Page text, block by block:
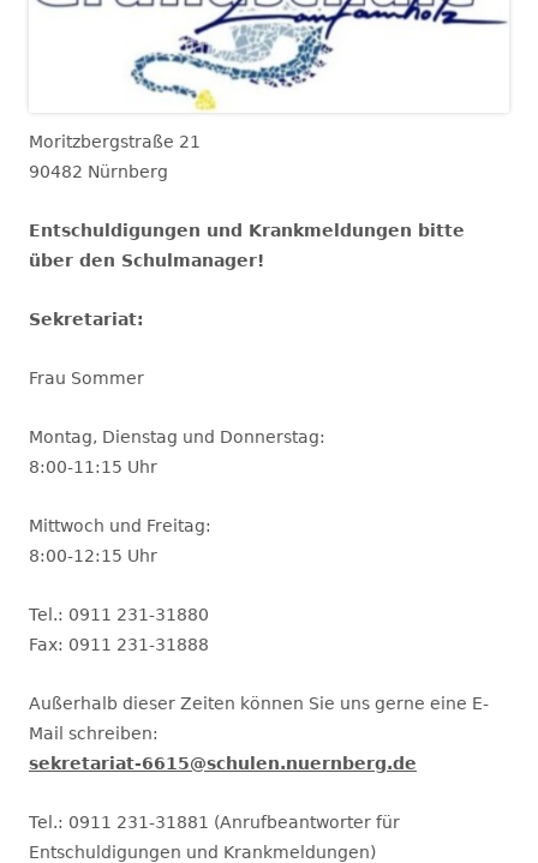
Moritzbergstraße 21
90482 Nürnberg
Entschuldigungen und Krankmeldungen bitte
über den Schulmanager!
Sekretariat:
Frau Sommer
Montag, Dienstag und Donnerstag:
8:00-11:15 Uhr
Mittwoch und Freitag:
8:00-12:15 Uhr
Tel.: 0911 231-31880
Fax: 0911 231-31888
Außerhalb dieser Zeiten können Sie uns gerne eine E-
Mail schreiben:
sekretariat-6615@schulen.nuernberg.de
Tel.: 0911 231-31881 (Anrufbeantworter für
Entschuldigungen und Krankmeldungen)